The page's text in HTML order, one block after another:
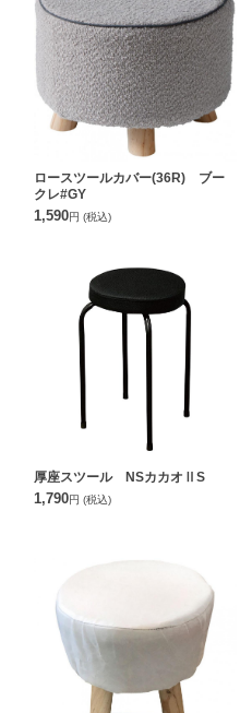
ロースツールカバー(36R) ブー
クレ#GY
1,590円 (税込)
厚座スツール NSカカオⅡS
1,790円 (税込)